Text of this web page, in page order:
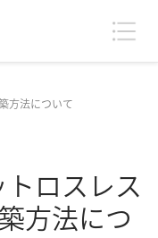
方法について
ロスレス
方法につ